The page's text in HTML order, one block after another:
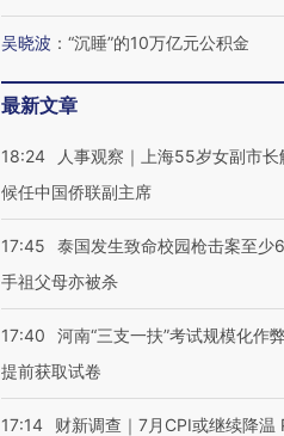
吴晓波 ： “沉睡”的10万亿元公积金
最新文章
18:24
人事观察｜上海55岁女副市长
候任中国侨联副主席
17:45
泰国发生致命校园枪击案至少
手祖父母亦被杀
17:40
河南“三支一扶”考试规模化作
提前获取试卷
17:14
财新调查｜7月CPI或继续降温